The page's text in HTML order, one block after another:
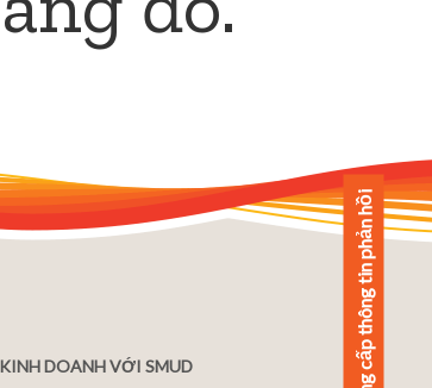
KINH DOANH VỚI SMUD
Cung cấp thông tin phản hồi